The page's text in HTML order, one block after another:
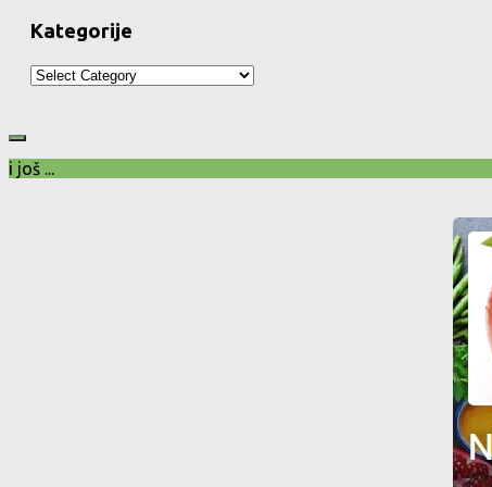
Kategorije
Kategorije
i još ...